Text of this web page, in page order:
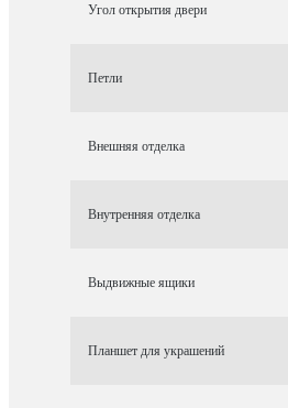
Угол открытия двери
Петли
Внешняя отделка
Внутренняя отделка
Выдвижные ящики
Планшет для украшений